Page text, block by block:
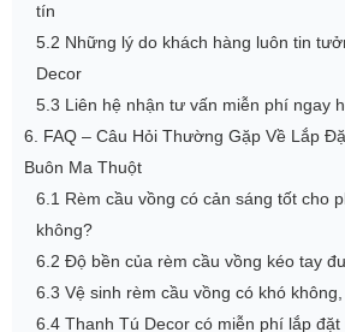
tín
5.2 Những lý do khách hàng luôn tin
Decor
5.3 Liên hệ nhận tư vấn miễn phí ngay
6. FAQ – Câu Hỏi Thường Gặp Về Lắp
Buôn Ma Thuột
6.1 Rèm cầu vồng có cản sáng tốt cho
không?
6.2 Độ bền của rèm cầu vồng kéo tay
6.3 Vệ sinh rèm cầu vồng có khó
6.4 Thanh Tú Decor có miễn phí lắp